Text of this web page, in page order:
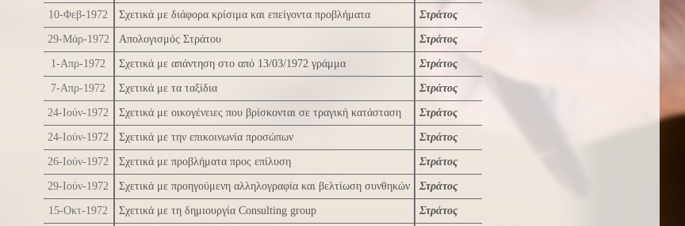
10-Φεβ-1972 Σχετικά με διάφορα κρίσιμα και επείγοντα προβλήματα Στράτος
29-Μάρ-1972 Απολογισμός Στράτου Στράτος
1-Απρ-1972 Σχετικά με απάντηση στο από 13/03/1972 γράμμα Στράτος
7-Απρ-1972 Σχετικά με τα ταξίδια Στράτος
24-Ιούν-1972 Σχετικά με οικογένειες που βρίσκονται σε τραγική κατάσταση Στράτος
24-Ιούν-1972 Σχετικά με την επικοινωνία προσώπων Στράτος
26-Ιούν-1972 Σχετικά με προβλήματα προς επίλυση Στράτος
29-Ιούν-1972 Σχετικά με προηγούμενη αλληλογραφία και βελτίωση συνθηκών Στράτος
15-Οκτ-1972 Σχετικά με τη δημιουργία Consulting group Στράτος